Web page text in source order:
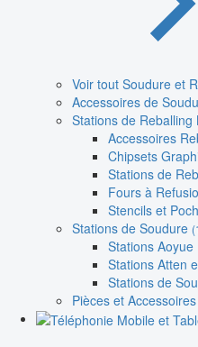
Voir tout Soudure et
Accessoires de
Stations de Reballing
Accessoires
Chipsets
Stations de
Fours à
Stencils et
Stations de Soudure
Stations Aoyue
Stations Atten
Stations de
Pièces et Accessoires